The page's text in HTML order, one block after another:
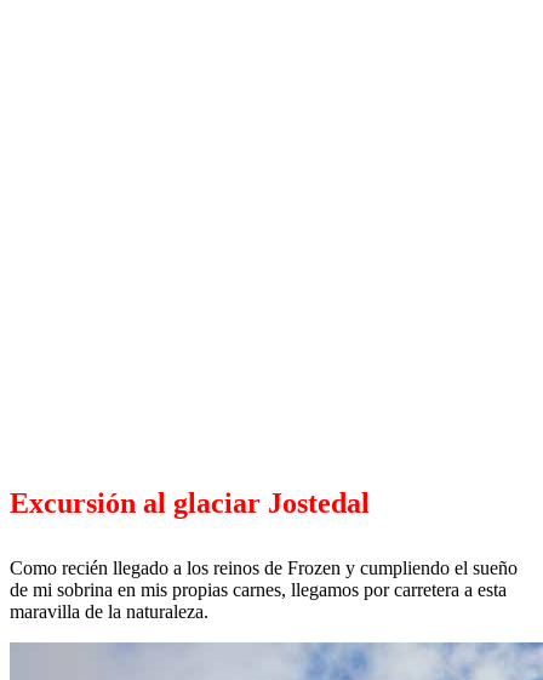
Excursión al glaciar Jostedal
Como recién llegado a los reinos de Frozen y cumpliendo el sueño
de mi sobrina en mis propias carnes, llegamos por carretera a esta
maravilla de la naturaleza.